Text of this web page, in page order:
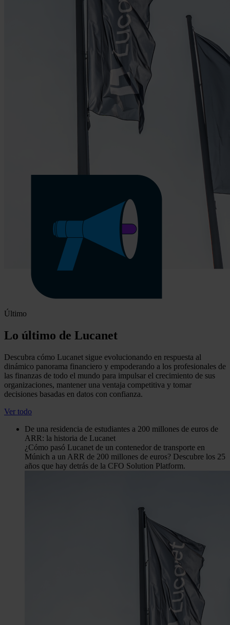
Último
Lo último de Lucanet
Descubra cómo Lucanet sigue evolucionando en respuesta al
dinámico panorama financiero y empoderando a los profesionales de
las finanzas de todo el mundo para impulsar el crecimiento de sus
organizaciones, mantener una ventaja competitiva y tomar
decisiones basadas en datos con confianza.
Ver todo
De una residencia de estudiantes a 200 millones de euros de
ARR: la historia de Lucanet
¿Cómo pasó Lucanet de un contenedor de transporte en
Múnich a un ARR de 200 millones de euros? Descubre los 25
años que hay detrás de la CFO Solution Platform.